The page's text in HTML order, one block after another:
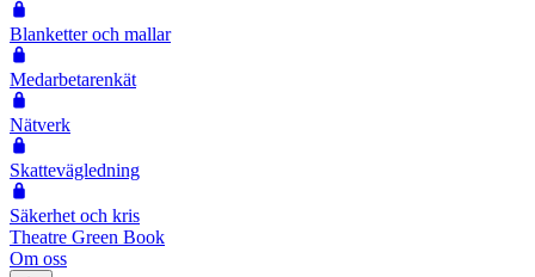
Blanketter och mallar
Medarbetarenkät
Nätverk
Skattevägledning
Säkerhet och kris
Theatre Green Book
Om oss